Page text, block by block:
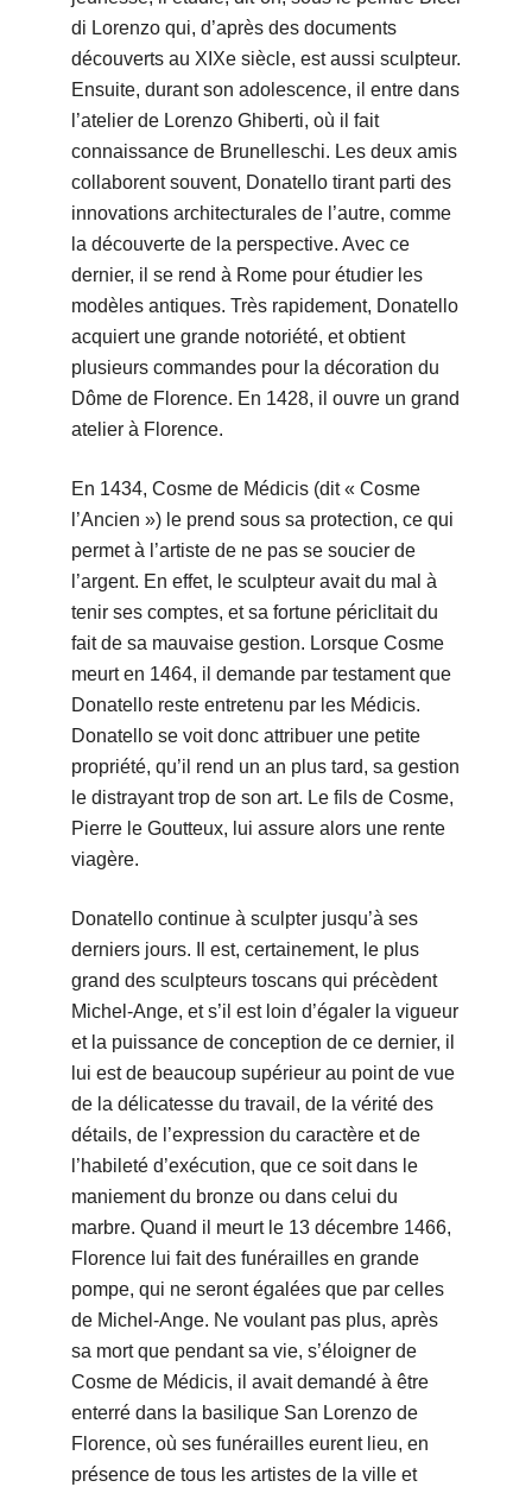
di Lorenzo qui, d’après des documents
découverts au XIXe siècle, est aussi sculpteur.
Ensuite, durant son adolescence, il entre dans
l’atelier de Lorenzo Ghiberti, où il fait
connaissance de Brunelleschi. Les deux amis
collaborent souvent, Donatello tirant parti des
innovations architecturales de l’autre, comme
la découverte de la perspective. Avec ce
dernier, il se rend à Rome pour étudier les
modèles antiques. Très rapidement, Donatello
acquiert une grande notoriété, et obtient
plusieurs commandes pour la décoration du
Dôme de Florence. En 1428, il ouvre un grand
atelier à Florence.
En 1434, Cosme de Médicis (dit « Cosme
l’Ancien ») le prend sous sa protection, ce qui
permet à l’artiste de ne pas se soucier de
l’argent. En effet, le sculpteur avait du mal à
tenir ses comptes, et sa fortune périclitait du
fait de sa mauvaise gestion. Lorsque Cosme
meurt en 1464, il demande par testament que
Donatello reste entretenu par les Médicis.
Donatello se voit donc attribuer une petite
propriété, qu’il rend un an plus tard, sa gestion
le distrayant trop de son art. Le fils de Cosme,
Pierre le Goutteux, lui assure alors une rente
viagère.
Donatello continue à sculpter jusqu’à ses
derniers jours. Il est, certainement, le plus
grand des sculpteurs toscans qui précèdent
Michel-Ange, et s’il est loin d’égaler la vigueur
et la puissance de conception de ce dernier, il
lui est de beaucoup supérieur au point de vue
de la délicatesse du travail, de la vérité des
détails, de l’expression du caractère et de
l’habileté d’exécution, que ce soit dans le
maniement du bronze ou dans celui du
marbre. Quand il meurt le 13 décembre 1466,
Florence lui fait des funérailles en grande
pompe, qui ne seront égalées que par celles
de Michel-Ange. Ne voulant pas plus, après
sa mort que pendant sa vie, s’éloigner de
Cosme de Médicis, il avait demandé à être
enterré dans la basilique San Lorenzo de
Florence, où ses funérailles eurent lieu, en
présence de tous les artistes de la ville et